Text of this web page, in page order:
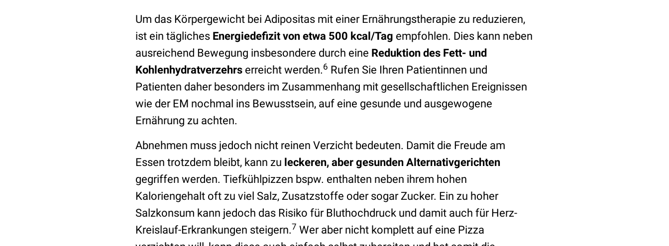
Um das Körpergewicht bei Adipositas mit einer Ernährungstherapie zu reduzieren,
ist ein tägliches Energiedefizit von etwa 500 kcal/Tag empfohlen. Dies kann neben
ausreichend Bewegung insbesondere durch eine Reduktion des Fett- und
Kohlenhydratverzehrs erreicht werden.6 Rufen Sie Ihren Patientinnen und
Patienten daher besonders im Zusammenhang mit gesellschaftlichen Ereignissen
wie der EM nochmal ins Bewusstsein, auf eine gesunde und ausgewogene
Ernährung zu achten.
Abnehmen muss jedoch nicht reinen Verzicht bedeuten. Damit die Freude am
Essen trotzdem bleibt, kann zu leckeren, aber gesunden Alternativgerichten
gegriffen werden. Tiefkühlpizzen bspw. enthalten neben ihrem hohen
Kaloriengehalt oft zu viel Salz, Zusatzstoffe oder sogar Zucker. Ein zu hoher
Salzkonsum kann jedoch das Risiko für Bluthochdruck und damit auch für Herz-
Kreislauf-Erkrankungen steigern.7 Wer aber nicht komplett auf eine Pizza